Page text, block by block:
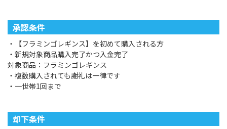
承認条件
・【フラミンゴレギンス】を初めて購入される方
・新規対象商品購入完了かつ入金完了
対象商品：フラミンゴレギンス
・複数購入されても謝礼は一律です
・一世帯1回まで
却下条件